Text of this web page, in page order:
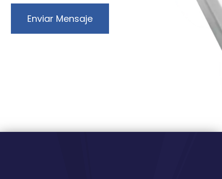
Enviar Mensaje